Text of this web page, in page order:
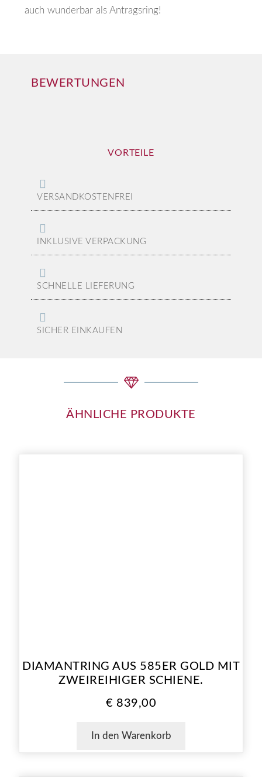
auch wunderbar als Antragsring!
BEWERTUNGEN
VORTEILE
VERSANDKOSTENFREI
INKLUSIVE VERPACKUNG
SCHNELLE LIEFERUNG
SICHER EINKAUFEN
ÄHNLICHE PRODUKTE
DIAMANTRING AUS 585ER GOLD MIT
ZWEIREIHIGER SCHIENE.
€ 839,00
In den Warenkorb